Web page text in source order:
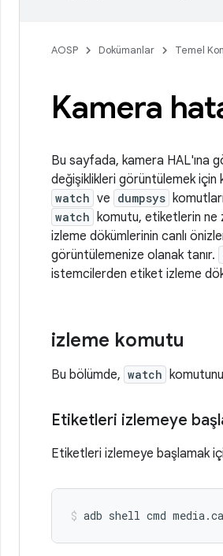
AOSP Dokümanlar Temel
Kamera
Bu sayfada, kamera HAL'ına
değişiklikleri görüntülemek için
watch ve dumpsys
watch komutu, etiketlerin ne
izleme dökümlerinin canlı
görüntülemenize olanak tanır.
istemcilerden etiket izleme
izleme komutu
Bu bölümde, watch
Etiketleri izlemeye
Etiketleri izlemeye başlamak
adb shell cmd